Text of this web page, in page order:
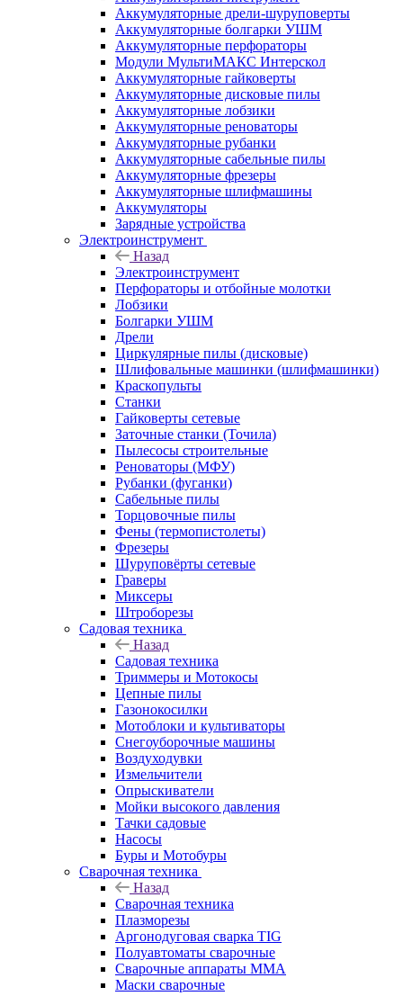
Аккумуляторные дрели-шуруповерты
Аккумуляторные болгарки УШМ
Аккумуляторные перфораторы
Модули МультиМАКС Интерскол
Аккумуляторные гайковерты
Аккумуляторные дисковые пилы
Аккумуляторные лобзики
Аккумуляторные реноваторы
Аккумуляторные рубанки
Аккумуляторные сабельные пилы
Аккумуляторные фрезеры
Аккумуляторные шлифмашины
Аккумуляторы
Зарядные устройства
Электроинструмент
Назад
Электроинструмент
Перфораторы и отбойные молотки
Лобзики
Болгарки УШМ
Дрели
Циркулярные пилы (дисковые)
Шлифовальные машинки (шлифмашинки)
Краскопульты
Станки
Гайковерты сетевые
Заточные станки (Точила)
Пылесосы строительные
Реноваторы (МФУ)
Рубанки (фуганки)
Сабельные пилы
Торцовочные пилы
Фены (термопистолеты)
Фрезеры
Шуруповёрты сетевые
Граверы
Миксеры
Штроборезы
Садовая техника
Назад
Садовая техника
Триммеры и Мотокосы
Цепные пилы
Газонокосилки
Мотоблоки и культиваторы
Снегоуборочные машины
Воздуходувки
Измельчители
Опрыскиватели
Мойки высокого давления
Тачки садовые
Насосы
Буры и Мотобуры
Сварочная техника
Назад
Сварочная техника
Плазморезы
Аргонодуговая сварка TIG
Полуавтоматы сварочные
Сварочные аппараты ММА
Маски сварочные